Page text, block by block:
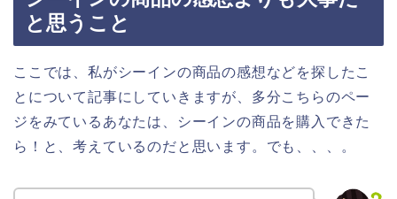
と思うこと
ここでは、私がシーインの商品の感想などを探したこ
とについて記事にしていきますが、多分こちらのペー
ジをみているあなたは、シーインの商品を購入できた
ら！と、考えているのだと思います。でも、、、。